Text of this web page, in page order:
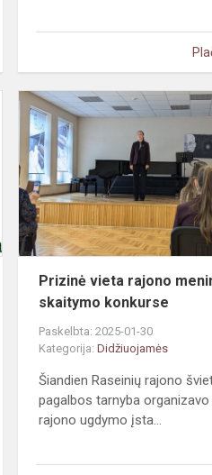
Prizinė
vieta
rajoninėje
Lietuvių
kalbos
literatūros
oli...
Prizinė vieta rajono
skaitymo konkurse
Paskelbta: 2025-01-30
Kategorija:Didžiuojamės
Šiandien Raseinių rajono
pagalbos tarnyba organizavo
rajono ugdymo įsta...